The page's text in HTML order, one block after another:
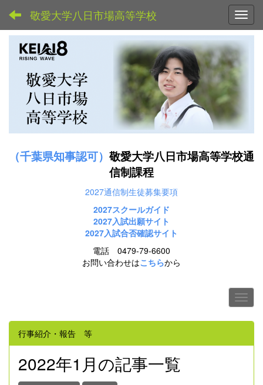
敬愛大学八日市場高等学校
（千葉県知事認可） 敬愛大学八日市場高等学校通
信制課程
2027通信制生徒募集要項
2027スクールガイド
2027入試出願サイト
2027入試合否確認サイト
電話 0479-79-6600
お問い合わせはこちらから
行事紹介・報告 等
2022年1月の記事一覧